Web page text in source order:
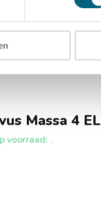
Massa 4 EL
voorraad: .